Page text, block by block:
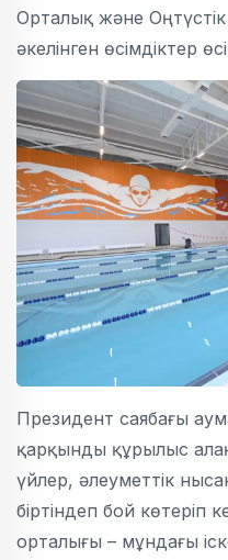
Орталық және
әкелінген өсімдіктер
Президент саябағы
қарқынды құрылыс
үйлер, әлеуметтік
біртіндеп бой көтеріп
орталығы – мұндағы